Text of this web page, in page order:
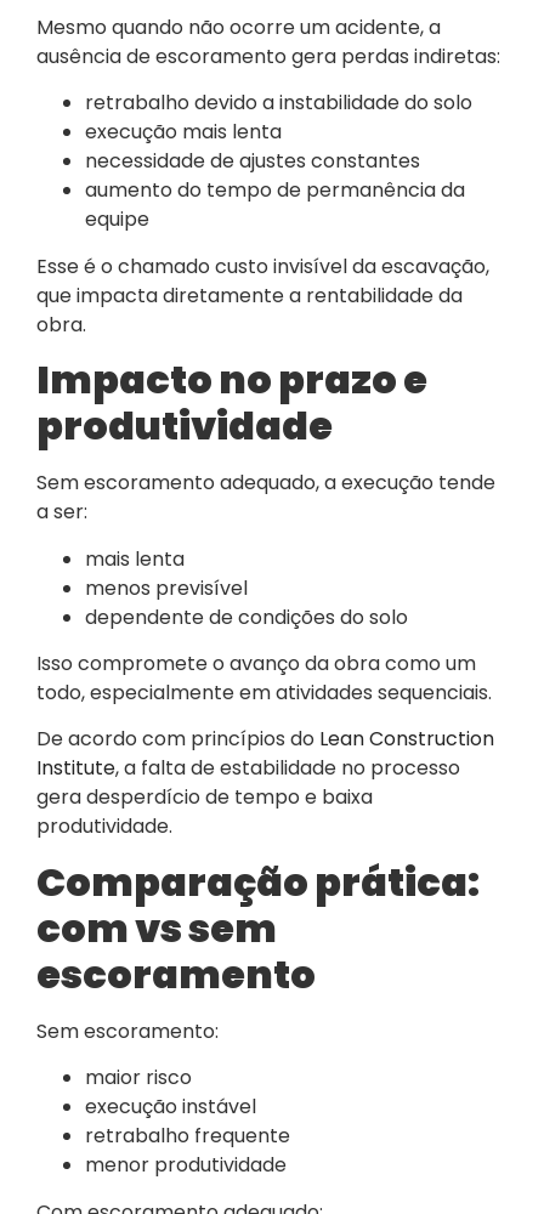
Mesmo quando não ocorre um acidente, a
ausência de escoramento gera perdas indiretas:
retrabalho devido a instabilidade do solo
execução mais lenta
necessidade de ajustes constantes
aumento do tempo de permanência da
equipe
Esse é o chamado custo invisível da escavação,
que impacta diretamente a rentabilidade da
obra.
Impacto no prazo e
produtividade
Sem escoramento adequado, a execução tende
a ser:
mais lenta
menos previsível
dependente de condições do solo
Isso compromete o avanço da obra como um
todo, especialmente em atividades sequenciais.
De acordo com princípios do Lean Construction
Institute, a falta de estabilidade no processo
gera desperdício de tempo e baixa
produtividade.
Comparação prática:
com vs sem
escoramento
Sem escoramento:
maior risco
execução instável
retrabalho frequente
menor produtividade